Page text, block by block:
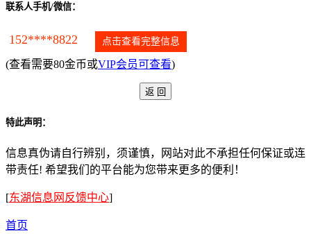
联系人手机/微信：
152****8822 点击查看完整信息
(查看需要80金币或VIP会员可查看)
特此声明：
信息真伪请自行辨别，须谨慎，网站对此不承担任何保证或连
带责任! 希望我们的平台能为您带来更多的便利！
[东湖信息网反馈中心]
首页